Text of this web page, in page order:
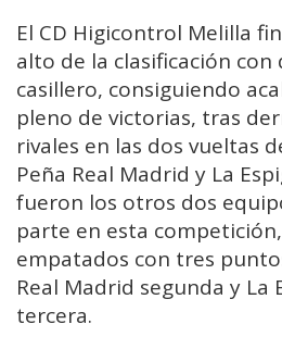
El CD Higicontrol Melilla
alto de la clasificación
casillero, consiguiendo
pleno de victorias, tras
rivales en las dos vueltas
Peña Real Madrid y La
fueron los otros dos
parte en esta
empatados con tres
Real Madrid segunda y La
tercera.